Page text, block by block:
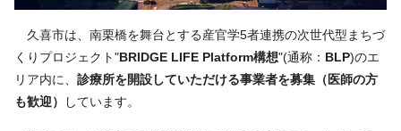
久喜市は、南栗橋を舞台とする産官学5者連携の次世代型まちづ
くりプロジェクト"BRIDGE LIFE Platform構想"(通称： BLP)のエ
リア内に、 診療所を開設していただける事業者を募集（医師の方
も歓迎）
しています。